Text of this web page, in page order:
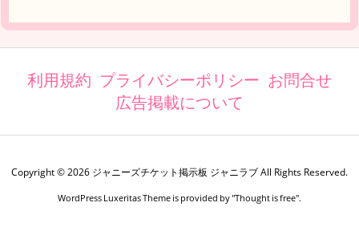
利用規約 プライバシーポリシー お問合せ
広告掲載について
Copyright ©2026 ジャニーズチケット掲示板 ジャニラブAll Rights Reserved.
WordPress Luxeritas Theme is provided by "Thought is free".